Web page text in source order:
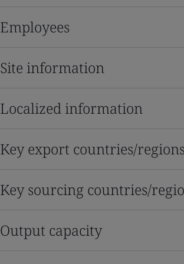
Employees
Site information
Localized information
Key export countries/regions
Key sourcing countries/
Output capacity